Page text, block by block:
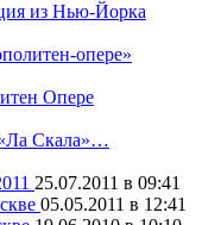
из Нью-Йорка
опере»
Опере
Скала»…
25.07.2011 в 09:41
05.05.2011 в 12:41